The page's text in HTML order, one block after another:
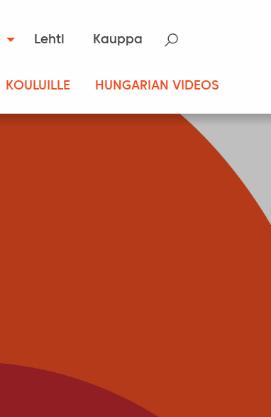
Lehti Kauppa
KOULUILLE HUNGARIAN VIDEOS